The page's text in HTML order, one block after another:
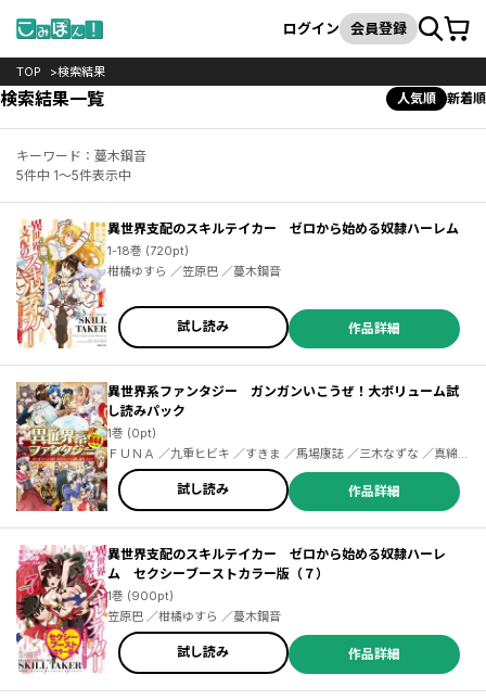
検索
ログイン 会員登録カート
TOP 検索結果
検索結果一覧 人気順 新着順
キーワード：蔓木鋼音
5件中 1～5件表示中
異世界支配のスキルテイカー ゼロから始める奴隷ハーレム
1-18巻 (720pt)
柑橘ゆすら ／笠原巴 ／蔓木鋼音
試し読み 作品詳細
異世界系ファンタジー ガンガンいこうぜ！大ボリューム試
し読みパック
1巻 (0pt)
ＦＵＮＡ ／九重ヒビキ ／すきま ／馬場康誌 ／三木なずな ／真綿
／すばち ／柑橘ゆすら ／笠原巴 ／蔓木鋼音 ／むらさきゆきや ／福
田直叶 ／鶴崎貴大 ／マツモトケンゴ ／あまうい白一 ／こねこねこ
／卵の黄身 ／ブロッコリーライオン ／秋風緋色 ／ｓｉｍｅ ／伏瀬
メグル ／樋野友行 ／インド僧 ／佐藤貴文 ／支援ＢＩＳ ／菊石森生
試し読み 作品詳細
異世界支配のスキルテイカー ゼロから始める奴隷ハーレ
ム セクシーブーストカラー版（７）
1巻 (900pt)
笠原巴 ／柑橘ゆすら ／蔓木鋼音
試し読み 作品詳細